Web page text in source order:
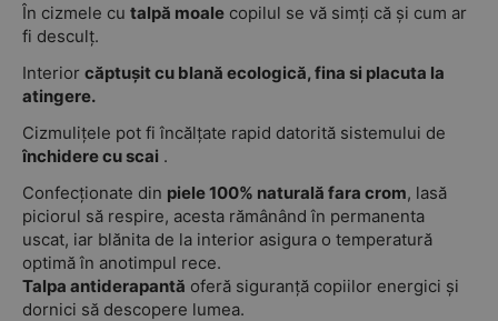
În cizmele cu talpă moale copilul se vă simți că și cum ar
fi desculț.
Interior căptușit cu blană ecologică, fina si placuta la
atingere.
Cizmulițele pot fi încălțate rapid datorită sistemului de
închidere cu scai .
Confecționate din piele 100% naturală fara crom, lasă
piciorul să respire, acesta rămânând în permanenta
uscat, iar blănita de la interior asigura o temperatură
optimă în anotimpul rece.
Talpa antiderapantă oferă siguranță copiilor energici și
dornici să descopere lumea.